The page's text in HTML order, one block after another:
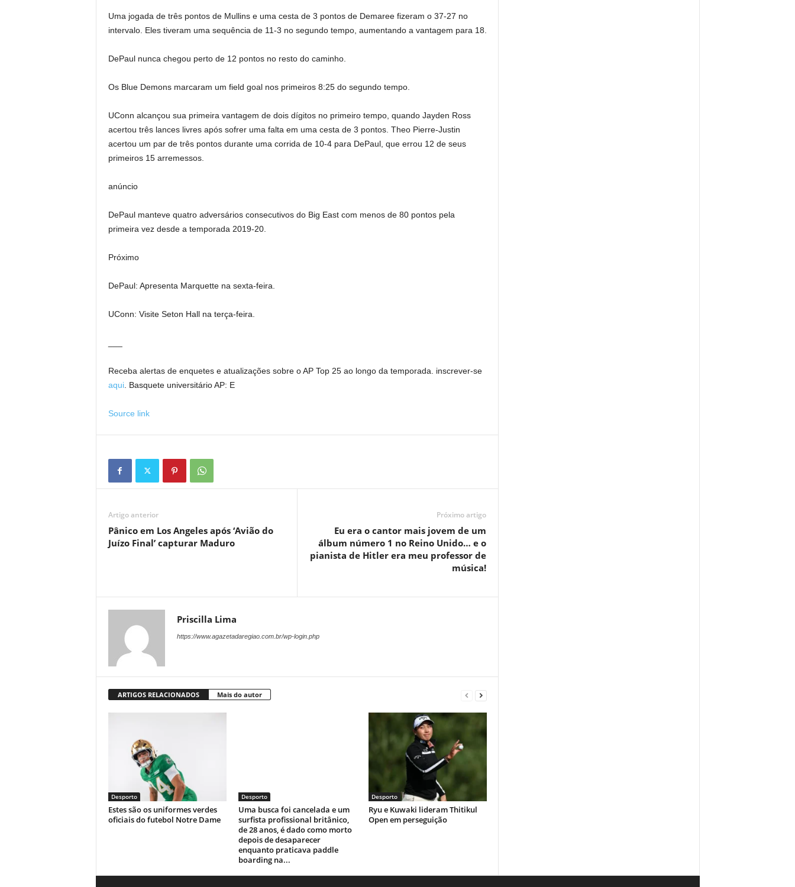
Uma jogada de três pontos de Mullins e uma cesta de 3 pontos de Demaree fizeram o 37-27 no
intervalo. Eles tiveram uma sequência de 11-3 no segundo tempo, aumentando a vantagem para 18.
DePaul nunca chegou perto de 12 pontos no resto do caminho.
Os Blue Demons marcaram um field goal nos primeiros 8:25 do segundo tempo.
UConn alcançou sua primeira vantagem de dois dígitos no primeiro tempo, quando Jayden Ross
acertou três lances livres após sofrer uma falta em uma cesta de 3 pontos. Theo Pierre-Justin
acertou um par de três pontos durante uma corrida de 10-4 para DePaul, que errou 12 de seus
primeiros 15 arremessos.
anúncio
DePaul manteve quatro adversários consecutivos do Big East com menos de 80 pontos pela
primeira vez desde a temporada 2019-20.
Próximo
DePaul: Apresenta Marquette na sexta-feira.
UConn: Visite Seton Hall na terça-feira.
Receba alertas de enquetes e atualizações sobre o AP Top 25 ao longo da temporada. inscrever-se
aqui. Basquete universitário AP: E
Source link
Artigo anterior
Pânico em Los Angeles após ‘Avião do
Juízo Final’ capturar Maduro
Próximo artigo
Eu era o cantor mais jovem de um
álbum número 1 no Reino Unido… e o
pianista de Hitler era meu professor de
música!
Priscilla Lima
https://www.agazetadaregiao.com.br/wp-login.php
ARTIGOS RELACIONADOS Mais do autor
Desporto
Estes são os uniformes verdes
oficiais do futebol Notre Dame
Desporto
Uma busca foi cancelada e um
surfista profissional britânico,
de 28 anos, é dado como morto
depois de desaparecer
enquanto praticava paddle
boarding na...
Desporto
Ryu e Kuwaki lideram Thitikul
Open em perseguição